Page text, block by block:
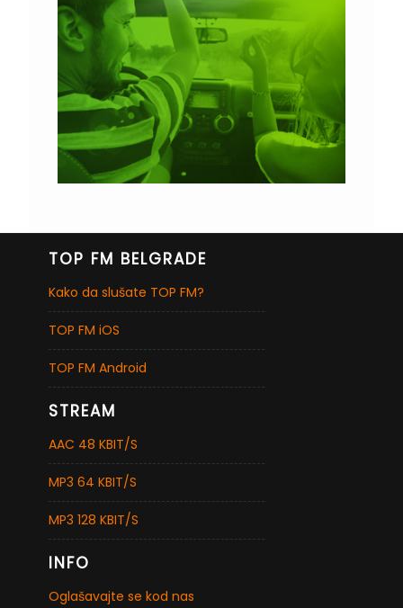
TOP FM BELGRADE
Kako da slušate TOP FM?
TOP FM iOS
TOP FM Android
STREAM
AAC 48 KBIT/S
MP3 64 KBIT/S
MP3 128 KBIT/S
INFO
Oglašavajte se kod nas